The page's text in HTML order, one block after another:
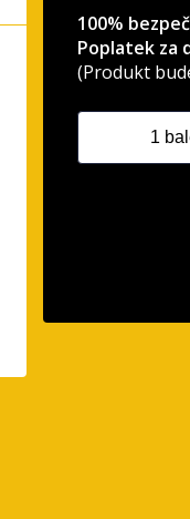
100%
Poplatek za
(Produkt